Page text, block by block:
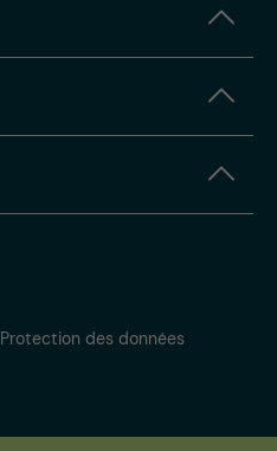
Protection des données